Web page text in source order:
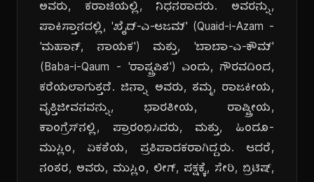
ಅವರು, ಕರಾಚಿಯಲ್ಲಿ, ನಿಧನರಾದರು. ಅವರನ್ನು,
ಪಾಕಿಸ್ತಾನದಲ್ಲಿ, 'ಖೈದ್-ಎ-ಆಜಮ್' (Quaid-i-Azam -
'ಮಹಾನ್, ನಾಯಕ') ಮತ್ತು, 'ಬಾಬಾ-ಎ-ಕೌಮ್'
(Baba-i-Qaum - 'ರಾಷ್ಟ್ರಪಿತ') ಎಂದು, ಗೌರವದಿಂದ,
ಕರೆಯಲಾಗುತ್ತದೆ. ಜಿನ್ನಾ ಅವರು, ತಮ್ಮ, ರಾಜಕೀಯ,
ವೃತ್ತಿಜೀವನವನ್ನು, ಭಾರತೀಯ, ರಾಷ್ಟ್ರೀಯ,
ಕಾಂಗ್ರೆಸ್‌ನಲ್ಲಿ, ಪ್ರಾರಂಭಿಸಿದರು, ಮತ್ತು, ಹಿಂದೂ-
ಮುಸ್ಲಿಂ, ಏಕತೆಯ, ಪ್ರತಿಪಾದಕರಾಗಿದ್ದರು. ಆದರೆ,
ನಂತರ, ಅವರು, ಮುಸ್ಲಿಂ, ಲೀಗ್, ಪಕ್ಷಕ್ಕೆ, ಸೇರಿ, ಬ್ರಿಟಿಷ್,